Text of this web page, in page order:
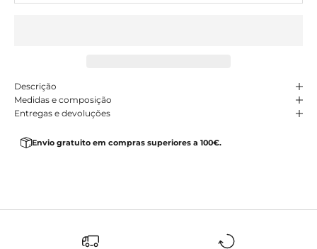
Descrição
Medidas e composição
Entregas e devoluções
Envio gratuito em compras superiores a 100€.